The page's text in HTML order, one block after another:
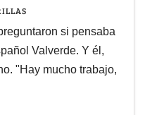
si pensaba
Valverde. Y él,
"Hay mucho trabajo,